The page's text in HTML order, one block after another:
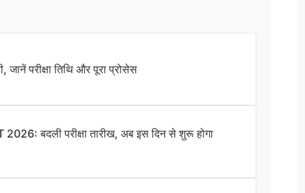
परीक्षा तिथि और पूरा प्रोसेस
बदली परीक्षा तारीख, अब इस दिन से शुरू होगा